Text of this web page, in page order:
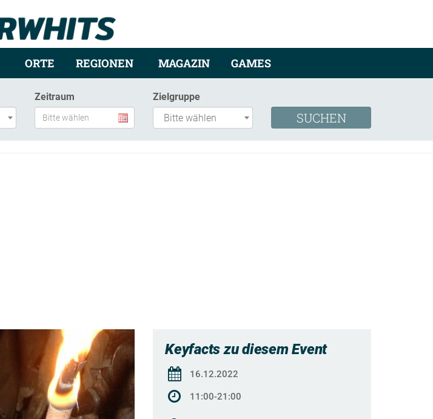
ORTE REGIONEN MAGAZIN GAMES
Zeitraum Zielgruppe
Keyfacts zu diesem Event
16.12.2022
11:00-21:00